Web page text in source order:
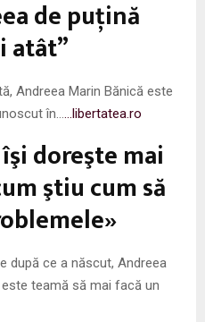
de puțină
atât”
Andreea Marin Bănică este
în…
…libertatea.ro
doreşte mai
ştiu cum să
după ce a născut, Andreea
teamă să mai facă un